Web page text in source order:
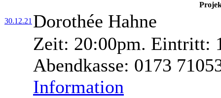
30.12.21 Dorothée Hahne
Zeit: 20:00pm. Eintritt:
Abendkasse: 0173
Information